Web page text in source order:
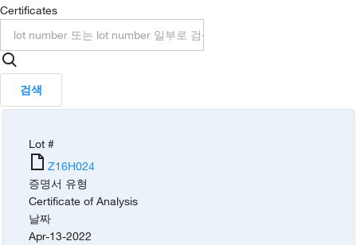
Certificates
검색
Lot #
Z16H024
증명서 유형
Certificate of Analysis
날짜
Apr-13-2022